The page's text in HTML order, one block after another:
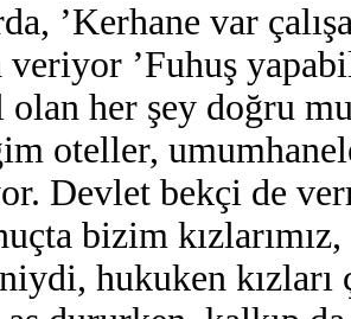
’Kerhane var
veriyor ’Fuhuş
olan her şey doğru
oteller,
Devlet bekçi de
bizim
hukuken kızları